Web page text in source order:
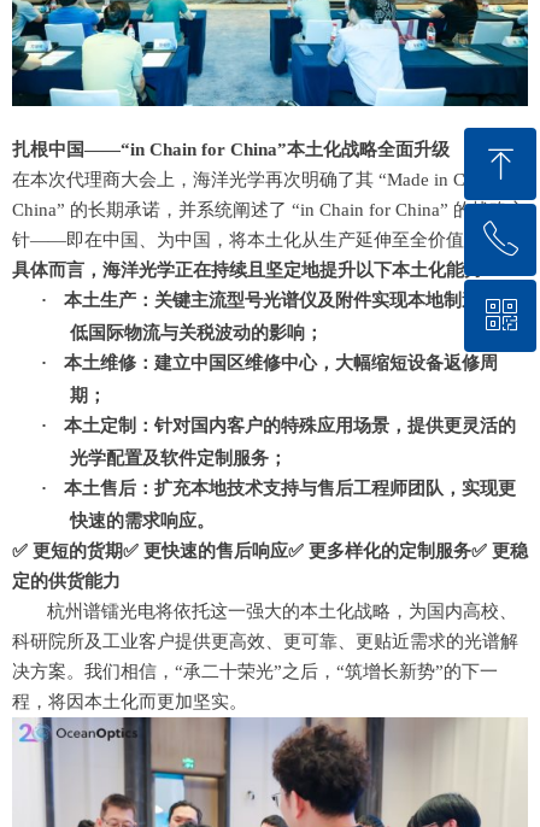
扎根中国——“in Chain for China”本土化战略全面升级
在本次代理商大会上，海洋光学再次明确了其 “Made in China for
China” 的长期承诺，并系统阐述了 “in Chain for China” 的战略方
针——即在中国、为中国，将本土化从生产延伸至全价值链。
具体而言，海洋光学正在持续且坚定地提升以下本土化能力：
·
本土生产：关键主流型号光谱仪及附件实现本地制造，降
低国际物流与关税波动的影响；
·
本土维修：建立中国区维修中心，大幅缩短设备返修周
期；
·
本土定制：针对国内客户的特殊应用场景，提供更灵活的
光学配置及软件定制服务；
·
本土售后：扩充本地技术支持与售后工程师团队，实现更
快速的需求响应。
✅ 更短的货期✅ 更快速的售后响应✅ 更多样化的定制服务✅ 更稳
定的供货能力
杭州谱镭光电将依托这一强大的本土化战略，为国内高校、
科研院所及工业客户提供更高效、更可靠、更贴近需求的光谱解
决方案。我们相信，“承二十荣光”之后，“筑增长新势”的下一
程，将因本土化而更加坚实。
ꁸ
回到顶部
ꂅ
0571-88077926
ꀥ